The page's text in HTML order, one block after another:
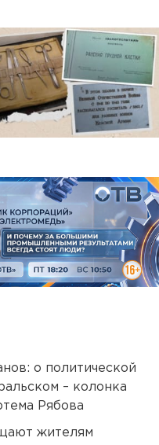
о политической
– колонка
Рябова
жителям